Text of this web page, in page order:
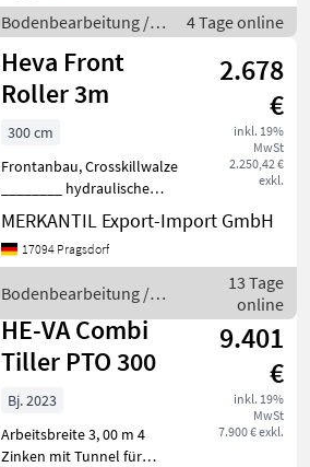
Cambridge Walze, 6, 3 m Breite,
SAT-Druck
Bodenbearbeitung /
Walzen/Packer
4 Tage online
Heva Front
Roller 3m
2.678
€
inkl. 19%
MwSt
2.250,42 €
exkl.
300 cm
Frontanbau, Crosskillwalze
________ hydraulische
Planierschiene
Bodenbearbeitung
Walzen/Packer
MERKANTIL Export-Import GmbH
17094 Pragsdorf
Bodenbearbeitung /
Heva
13 Tage
online
HE-VA Combi
Tiller PTO 300
9.401
€
inkl. 19%
MwSt
7.900 € exkl.
Bj. 2023
Arbeitsbreite 3, 00 m 4
Zinken mit Tunnel für